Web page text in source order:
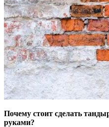
Почему стоит сделать
руками?